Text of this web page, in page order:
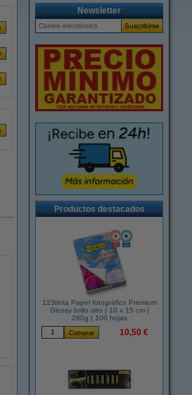
Newsletter
Productos destacados
123tinta Papel fotográfico Premium
Glossy brillo alto | 10 x 15 cm |
260g | 100 hojas
10,50 €